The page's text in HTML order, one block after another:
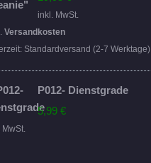
inkl. MwSt.
Versandkosten
Standardversand (2-7 Werktage)
P012- Dienstgrade
5,99 €